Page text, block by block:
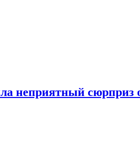
неприятный сюрприз